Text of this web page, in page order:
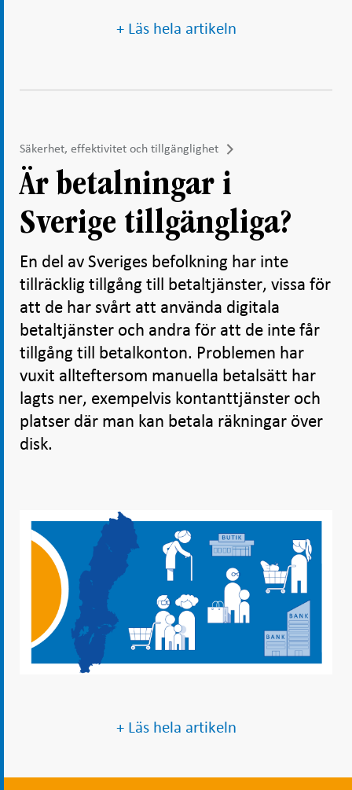
+ Läs hela artikeln
Säkerhet, effektivitet och tillgänglighet
Är betalningar i
Sverige tillgängliga?
En del av Sveriges befolkning har inte
tillräcklig tillgång till betaltjänster, vissa för
att de har svårt att använda digitala
betaltjänster och andra för att de inte får
tillgång till betalkonton. Problemen har
vuxit allteftersom manuella betalsätt har
lagts ner, exempelvis kontanttjänster och
platser där man kan betala räkningar över
disk.
+ Läs hela artikeln